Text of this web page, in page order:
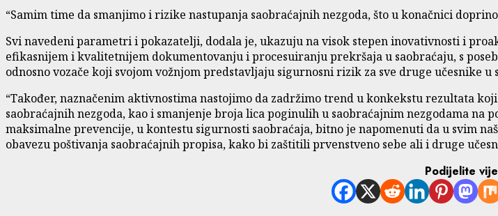
“Samim time da smanjimo i rizike nastupanja saobraćajnih nezgoda, što u konačnici
Svi navedeni parametri i pokazatelji, dodala je, ukazuju na visok stepen inovativnosti i
efikasnijem i kvalitetnijem dokumentovanju i procesuiranju prekršaja u saobraćaju, s
odnosno vozače koji svojom vožnjom predstavljaju sigurnosni rizik za sve druge učesnike
“Također, naznačenim aktivnostima nastojimo da zadržimo trend u konkekstu rezultata
saobraćajnih nezgoda, kao i smanjenje broja lica poginulih u saobraćajnim nezgodama
maksimalne prevencije, u kontestu sigurnosti saobraćaja, bitno je napomenuti da u svim
obavezu poštivanja saobraćajnih propisa, kako bi zaštitili prvenstveno sebe ali i druge
Podijelite